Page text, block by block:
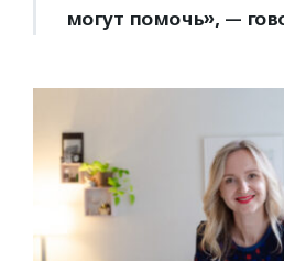
могут помочь», —